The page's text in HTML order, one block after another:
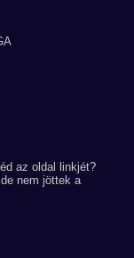
az oldal linkjét?
nem jöttek a